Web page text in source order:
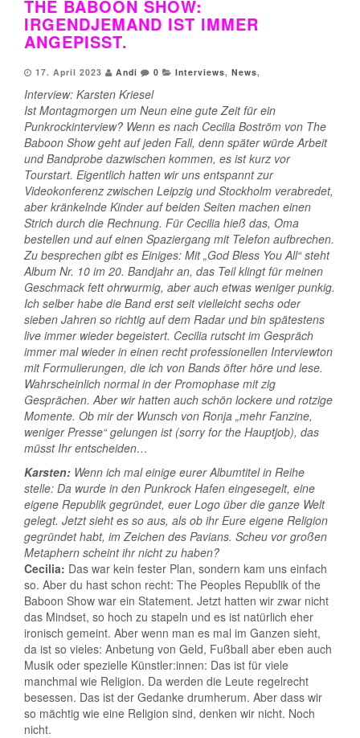
THE BABOON SHOW:
IRGENDJEMAND IST IMMER
ANGEPISST.
17. April 2023 Andi 0 Interviews, News,
Interview: Karsten Kriesel
Ist Montagmorgen um Neun eine gute Zeit für ein
Punkrockinterview? Wenn es nach Cecilia Boström von The
Baboon Show geht auf jeden Fall, denn später würde Arbeit
und Bandprobe dazwischen kommen, es ist kurz vor
Tourstart. Eigentlich hatten wir uns entspannt zur
Videokonferenz zwischen Leipzig und Stockholm verabredet,
aber kränkelnde Kinder auf beiden Seiten machen einen
Strich durch die Rechnung. Für Cecilia hieß das, Oma
bestellen und auf einen Spaziergang mit Telefon aufbrechen.
Zu besprechen gibt es Einiges: Mit „God Bless You All“ steht
Album Nr. 10 im 20. Bandjahr an, das Teil klingt für meinen
Geschmack fett ohrwurmig, aber auch etwas weniger punkig.
Ich selber habe die Band erst seit vielleicht sechs oder
sieben Jahren so richtig auf dem Radar und bin spätestens
live immer wieder begeistert. Cecilia rutscht im Gespräch
immer mal wieder in einen recht professionellen Interviewton
mit Formulierungen, die ich von Bands öfter höre und lese.
Wahrscheinlich normal in der Promophase mit zig
Gesprächen. Aber wir hatten auch schön lockere und rotzige
Momente. Ob mir der Wunsch von Ronja „mehr Fanzine,
weniger Presse“ gelungen ist (sorry for the Hauptjob), das
müsst Ihr entscheiden…
Karsten: Wenn ich mal einige eurer Albumtitel in Reihe
stelle: Da wurde in den Punkrock Hafen eingesegelt, eine
eigene Republik gegründet, euer Logo über die ganze Welt
gelegt. Jetzt sieht es so aus, als ob ihr Eure eigene Religion
gegründet habt, im Zeichen des Pavians. Scheu vor großen
Metaphern scheint ihr nicht zu haben?
Cecilia: Das war kein fester Plan, sondern kam uns einfach
so. Aber du hast schon recht: The Peoples Republik of the
Baboon Show war ein Statement. Jetzt hatten wir zwar nicht
das Mindset, so hoch zu stapeln und es ist natürlich eher
ironisch gemeint. Aber wenn man es mal im Ganzen sieht,
da ist so vieles: Anbetung von Geld, Fußball aber eben auch
Musik oder spezielle Künstler:innen: Das ist für viele
manchmal wie Religion. Da werden die Leute regelrecht
besessen. Das ist der Gedanke drumherum. Aber dass wir
so mächtig wie eine Religion sind, denken wir nicht. Noch
nicht.